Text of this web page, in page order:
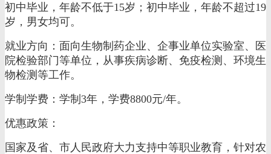
初中毕业，年龄不低于15岁；初中毕业，年龄不超过19
岁，男女均可。
就业方向：面向生物制药企业、企事业单位实验室、医
院检验部门等单位，从事疾病诊断、免疫检测、环境生
物检测等工作。
学制学费：学制3年，学费8800元/年。
优惠政策：
国家及省、市人民政府大力支持中等职业教育，针对农